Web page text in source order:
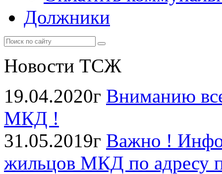
Должники
Новости ТСЖ
19.04.2020г Вниманию
МКД !
31.05.2019г Важно !
жильцов МКД по адресу